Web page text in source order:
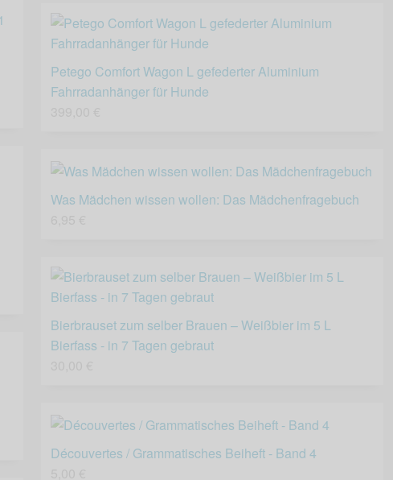
Petego Comfort Wagon L gefederter Aluminium
Fahrradanhänger für Hunde
Was Mädchen wissen wollen: Das Mädchenfragebuch
Bierbrauset zum selber Brauen – Weißbier im 5 L
Bierfass - in 7 Tagen gebraut
Découvertes / Grammatisches Beiheft - Band 4